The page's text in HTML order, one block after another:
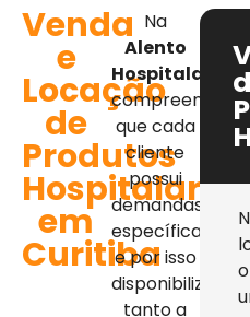
Venda
e
Locação
de
Produtos
Hospitalares
em
Curitiba
Na
Alento
Hospitalar
que cada
cliente
possui
demandas
específicas,
e por isso
disponibilizamos
tanto a